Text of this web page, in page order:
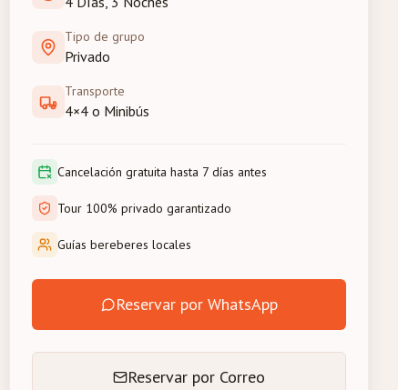
Tipo de grupo
Privado
Transporte
4×4 o Minibús
Cancelación gratuita hasta 7 días antes
Tour 100% privado garantizado
Guías bereberes locales
Reservar por WhatsApp
Reservar por Correo